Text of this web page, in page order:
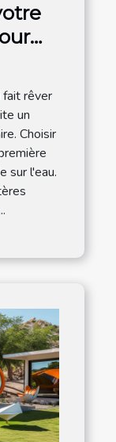
fait rêver
un
Choisir
sur l'eau.